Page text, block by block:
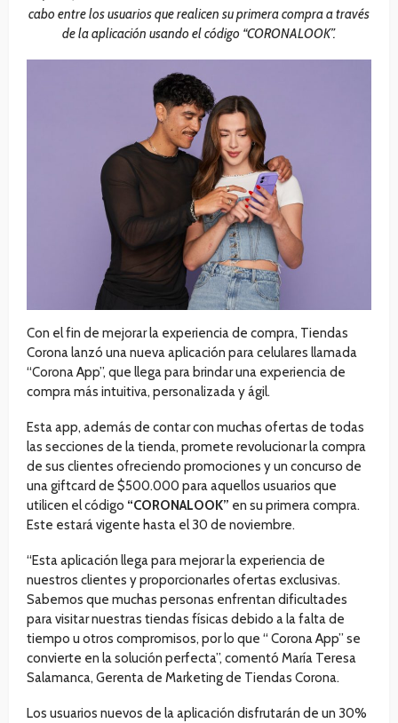
cabo entre los usuarios que realicen su primera compra a través
de la aplicación usando el código “CORONALOOK”.
Con el fin de mejorar la experiencia de compra, Tiendas
Corona lanzó una nueva aplicación para celulares llamada
“Corona App”, que llega para brindar una experiencia de
compra más intuitiva, personalizada y ágil.
Esta app, además de contar con muchas ofertas de todas
las secciones de la tienda, promete revolucionar la compra
de sus clientes ofreciendo promociones y un concurso de
una giftcard de $500.000 para aquellos usuarios que
utilicen el código “CORONALOOK” en su primera compra.
Este estará vigente hasta el 30 de noviembre.
“Esta aplicación llega para mejorar la experiencia de
nuestros clientes y proporcionarles ofertas exclusivas.
Sabemos que muchas personas enfrentan dificultades
para visitar nuestras tiendas físicas debido a la falta de
tiempo u otros compromisos, por lo que “ Corona App” se
convierte en la solución perfecta”, comentó María Teresa
Salamanca, Gerenta de Marketing de Tiendas Corona.
Los usuarios nuevos de la aplicación disfrutarán de un 30%